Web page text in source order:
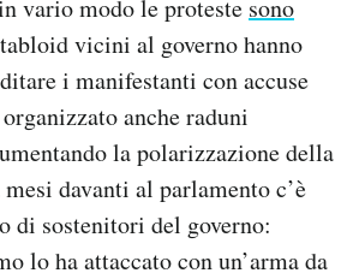
vario modo le proteste sono
vicini al governo hanno
i manifestanti con accuse
anche raduni
la polarizzazione della
davanti al parlamento c’è
di sostenitori del governo:
lo ha attaccato con un’arma da